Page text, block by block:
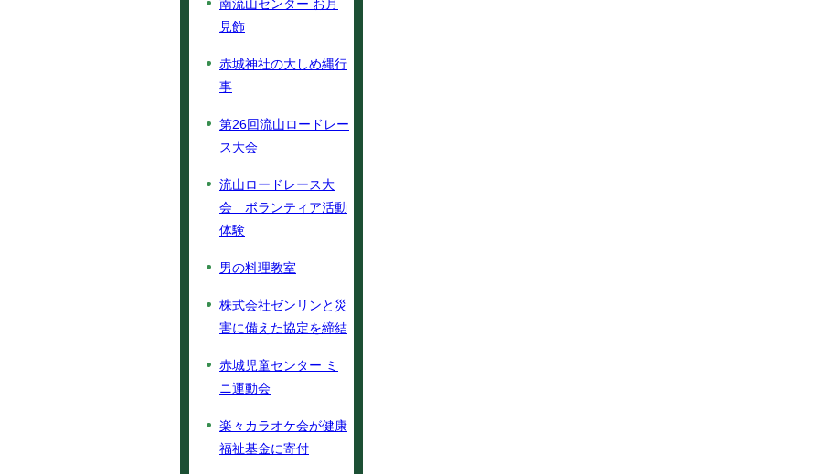
南流山センター お月
見飾
赤城神社の大しめ縄行
事
第26回流山ロードレー
ス大会
流山ロードレース大
会 ボランティア活動
体験
男の料理教室
株式会社ゼンリンと災
害に備えた協定を締結
赤城児童センター ミ
ニ運動会
楽々カラオケ会が健康
福祉基金に寄付